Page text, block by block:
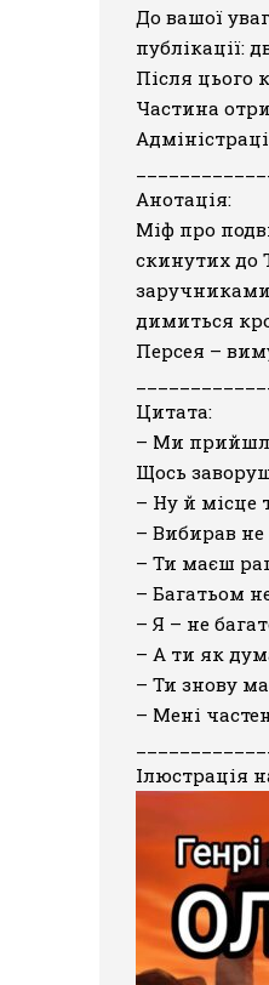
До вашої
публікації:
Після цього
Частина
Анотація:
Міф про
скинутих до
заручниками
димиться
Персея –
Цитата:
– Ми
Щось
– Ну й місце
– Вибирав не
– Ти маєш
– Багатьом
– Я – не
– А ти як
– Ти знову
– Мені
Ілюстрація